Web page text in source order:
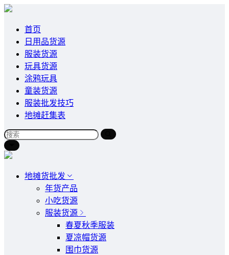
首页
日用品货源
服装货源
玩具货源
涂鸦玩具
童装货源
服装批发技巧
地摊赶集表
地摊货批发
年货产品
小吃货源
服装货源
春夏秋季服装
夏凉帽货源
围巾货源